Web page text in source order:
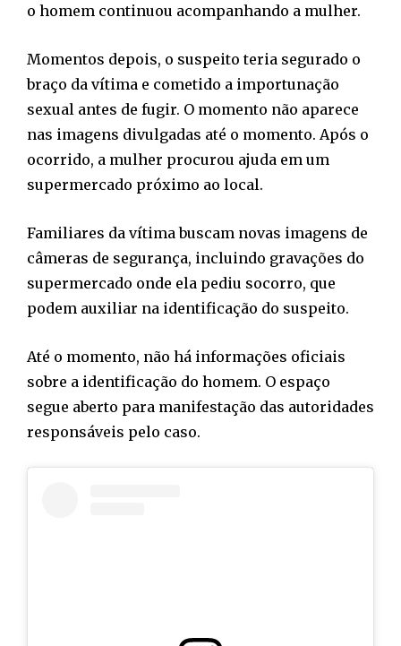
o homem continuou acompanhando a mulher.
Momentos depois, o suspeito teria segurado o
braço da vítima e cometido a importunação
sexual antes de fugir. O momento não aparece
nas imagens divulgadas até o momento. Após o
ocorrido, a mulher procurou ajuda em um
supermercado próximo ao local.
Familiares da vítima buscam novas imagens de
câmeras de segurança, incluindo gravações do
supermercado onde ela pediu socorro, que
podem auxiliar na identificação do suspeito.
Até o momento, não há informações oficiais
sobre a identificação do homem. O espaço
segue aberto para manifestação das autoridades
responsáveis pelo caso.